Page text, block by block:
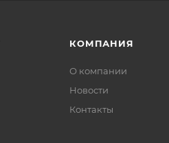
КОМПАНИЯ
О компании
Новости
Контакты